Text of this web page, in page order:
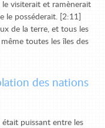
le visiterait et ramènerait
le posséderait. [2:11]
de la terre, et tous les
toutes les îles des
des nations
était puissant entre les